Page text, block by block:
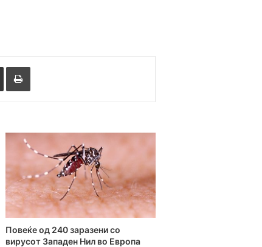
Сподели преку Е-маил Испринтај
Повеќе од 240 заразени со
вирусот Западен Нил во Европа